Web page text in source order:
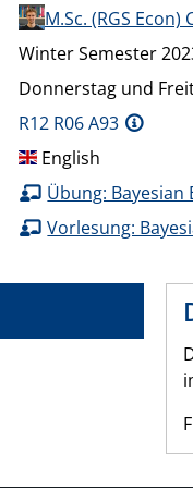
M.Sc. (RGS
Winter Semester
Donnerstag und
R12 R06 A93
English
Übung: Bayesian
Vorlesung: